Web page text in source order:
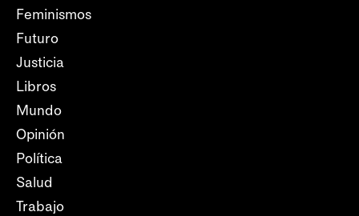
Feminismos
Futuro
Justicia
Libros
Mundo
Opinión
Política
Salud
Trabajo